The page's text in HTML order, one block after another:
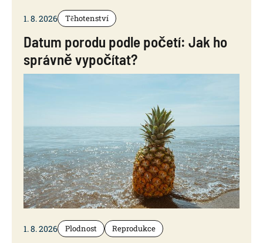
1. 8. 2026 Těhotenství
Datum porodu podle početí: Jak ho
správně vypočítat?
1. 8. 2026 Plodnost Reprodukce